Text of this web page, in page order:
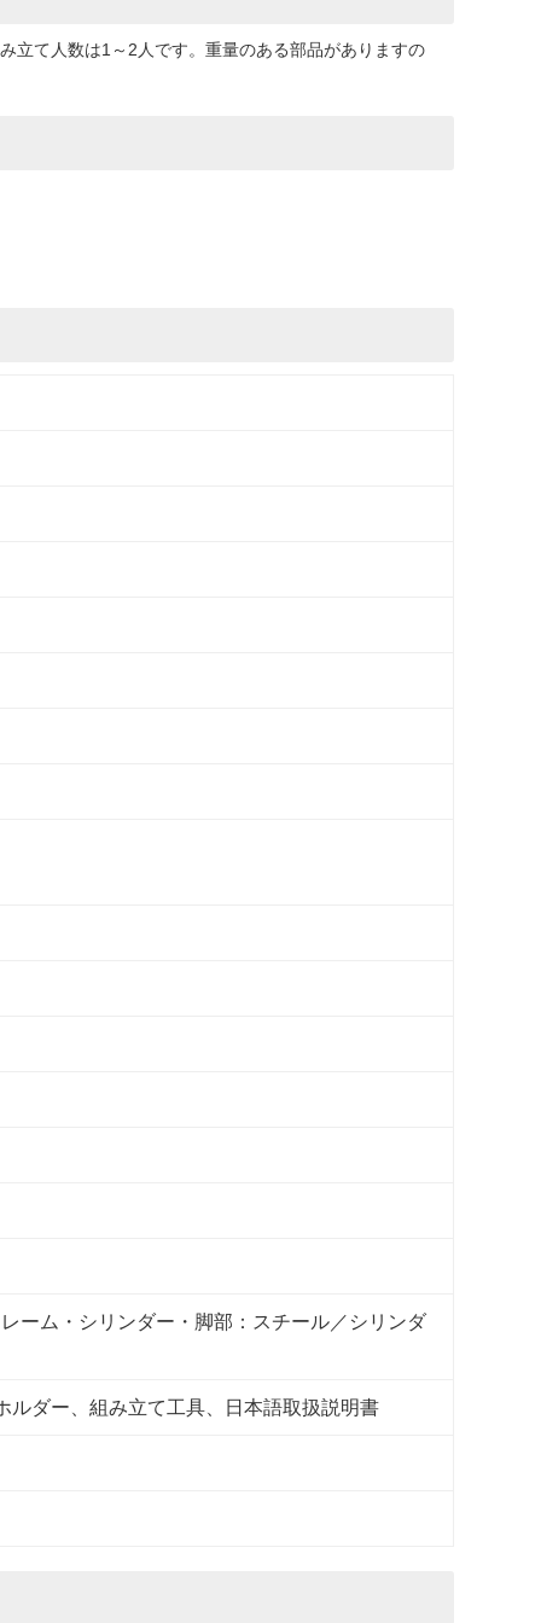
立て人数は1～2人です。重量のある部品がありますの
ーム・シリンダー・脚部：スチール／シリンダ
ルダー、組み立て工具、日本語取扱説明書